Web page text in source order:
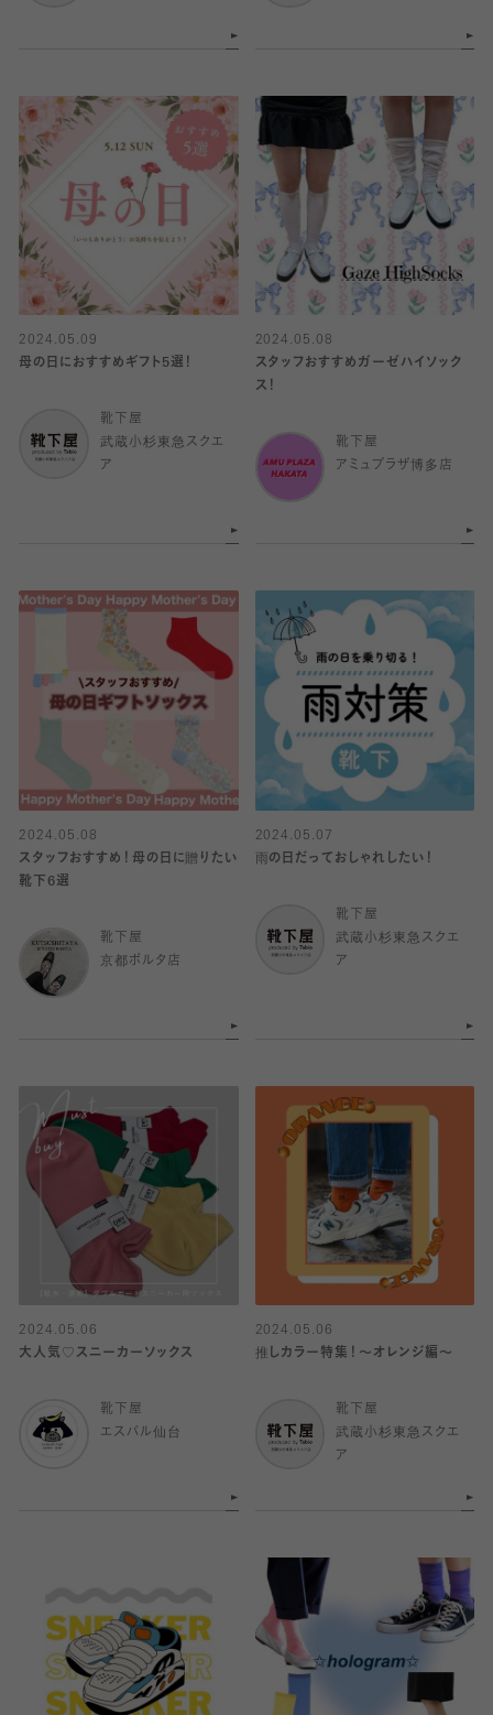
2024.05.09
母の日におすすめギフト5選！
靴下屋
武蔵小杉東急スクエ
ア
2024.05.08
スタッフおすすめガーゼハイソック
ス！
靴下屋
アミュプラザ博多店
2024.05.08
スタッフおすすめ！母の日に贈りたい
靴下6選
靴下屋
京都ポルタ店
2024.05.07
雨の日だっておしゃれしたい！
靴下屋
武蔵小杉東急スクエ
ア
2024.05.06
大人気♡スニーカーソックス
靴下屋
エスパル仙台
2024.05.06
推しカラー特集！〜オレンジ編〜
靴下屋
武蔵小杉東急スクエ
ア